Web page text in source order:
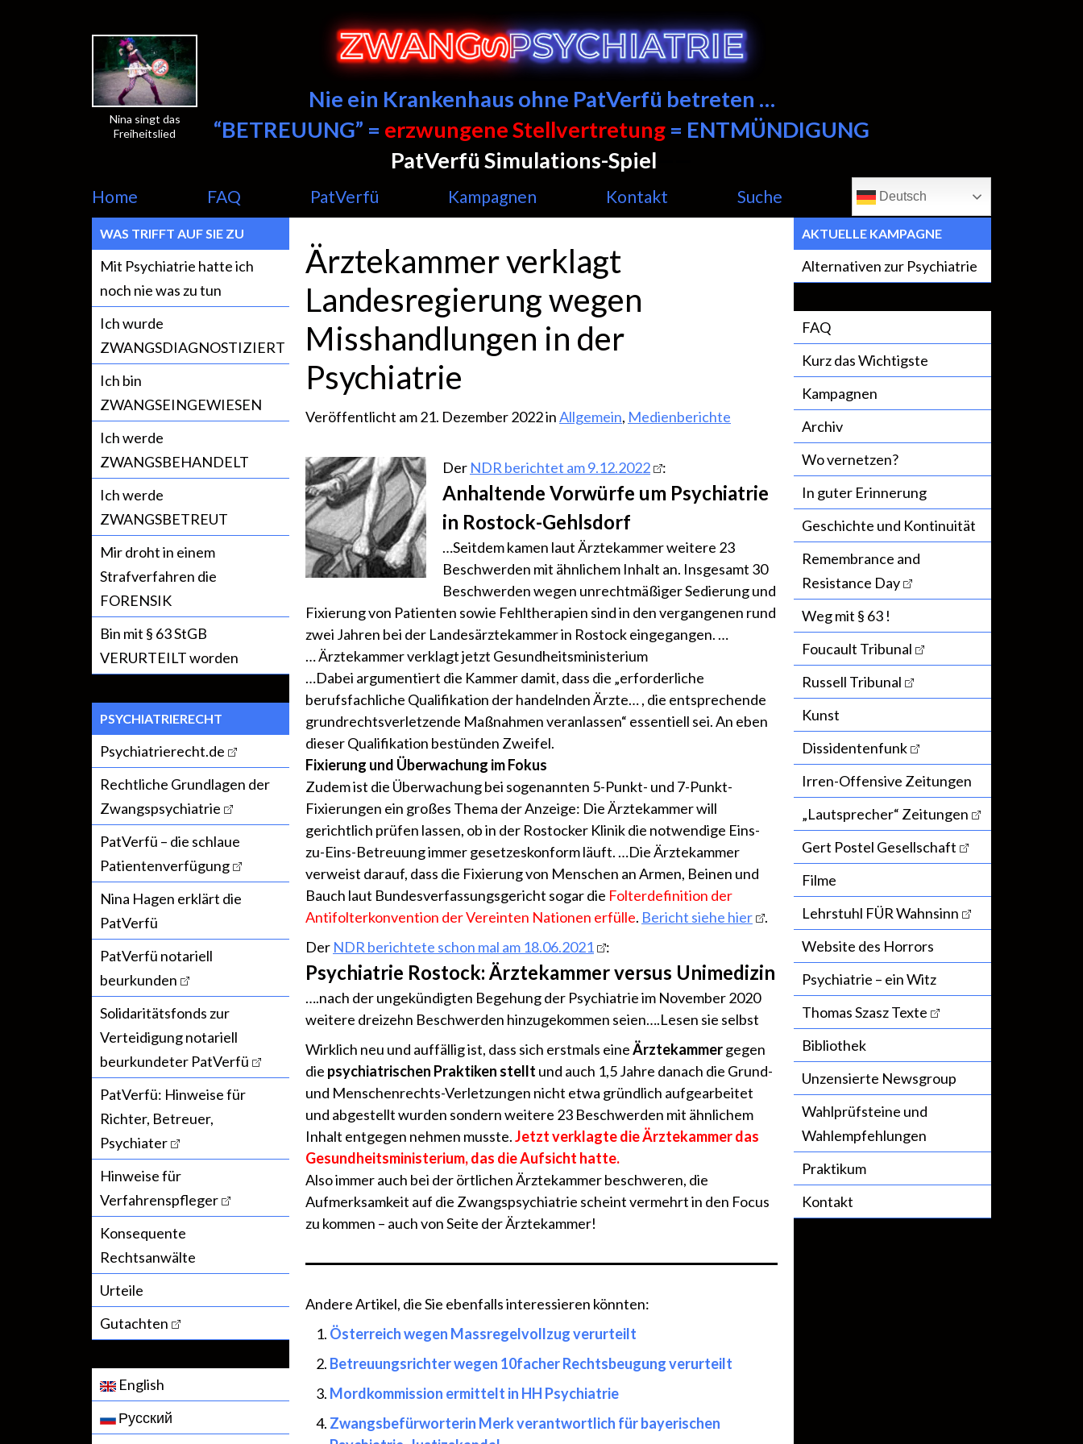
Nina singt das
Freiheitslied
Nie ein Krankenhaus ohne PatVerfü betreten …
“BETREUUNG” = erzwungene Stellvertretung = ENTMÜNDIGUNG
PatVerfü Simulations-Spiel
Home FAQ PatVerfü Kampagnen Kontakt Suche Deutsch
WAS TRIFFT AUF SIE ZU
Mit Psychiatrie hatte ich
noch nie was zu tun
Ich wurde
ZWANGSDIAGNOSTIZIERT
Ich bin
ZWANGSEINGEWIESEN
Ich werde
ZWANGSBEHANDELT
Ich werde
ZWANGSBETREUT
Mir droht in einem
Strafverfahren die
FORENSIK
Bin mit § 63 StGB
VERURTEILT worden
PSYCHIATRIERECHT
Psychiatrierecht.de
Rechtliche Grundlagen der
Zwangspsychiatrie
PatVerfü – die schlaue
Patientenverfügung
Nina Hagen erklärt die
PatVerfü
PatVerfü notariell
beurkunden
Solidaritätsfonds zur
Verteidigung notariell
beurkundeter PatVerfü
PatVerfü: Hinweise für
Richter, Betreuer,
Psychiater
Hinweise für
Verfahrenspfleger
Konsequente
Rechtsanwälte
Urteile
Gutachten
English
Русский
Ärztekammer verklagt
Landesregierung wegen
Misshandlungen in der
Psychiatrie
Veröffentlicht am 21. Dezember 2022 inAllgemein, Medienberichte
Der NDR berichtet am 9.12.2022 :
Anhaltende Vorwürfe um Psychiatrie
in Rostock-Gehlsdorf
…Seitdem kamen laut Ärztekammer weitere 23
Beschwerden mit ähnlichem Inhalt an. Insgesamt 30
Beschwerden wegen unrechtmäßiger Sedierung und
Fixierung von Patienten sowie Fehltherapien sind in den vergangenen rund
zwei Jahren bei der Landesärztekammer in Rostock eingegangen. …
… Ärztekammer verklagt jetzt Gesundheitsministerium
…Dabei argumentiert die Kammer damit, dass die „erforderliche
berufsfachliche Qualifikation der handelnden Ärzte… , die entsprechende
grundrechtsverletzende Maßnahmen veranlassen“ essentiell sei. An eben
dieser Qualifikation bestünden Zweifel.
Fixierung und Überwachung im Fokus
Zudem ist die Überwachung bei sogenannten 5-Punkt- und 7-Punkt-
Fixierungen ein großes Thema der Anzeige: Die Ärztekammer will
gerichtlich prüfen lassen, ob in der Rostocker Klinik die notwendige Eins-
zu-Eins-Betreuung immer gesetzeskonform läuft. …Die Ärztekammer
verweist darauf, dass die Fixierung von Menschen an Armen, Beinen und
Bauch laut Bundesverfassungsgericht sogar die Folterdefinition der
Antifolterkonvention der Vereinten Nationen erfülle. Bericht siehe hier
.
Der NDR berichtete schon mal am 18.06.2021 :
Psychiatrie Rostock: Ärztekammer versus Unimedizin
….nach der ungekündigten Begehung der Psychiatrie im November 2020
weitere dreizehn Beschwerden hinzugekommen seien….Lesen sie selbst
Wirklich neu und auffällig ist, dass sich erstmals eineÄrztekammergegen
die psychiatrischen Praktiken stellt und auch 1,5 Jahre danach die Grund-
und Menschenrechts-Verletzungen nicht etwa gründlich aufgearbeitet
und abgestellt wurden sondern weitere 23 Beschwerden mit ähnlichem
Inhalt entgegen nehmen musste.Jetzt verklagte die Ärztekammer das
Gesundheitsministerium, das die Aufsicht hatte.
Also immer auch bei der örtlichen Ärztekammer beschweren, die
Aufmerksamkeit auf die Zwangspsychiatrie scheint vermehrt in den Focus
zu kommen – auch von Seite der Ärztekammer!
Andere Artikel, die Sie ebenfalls interessieren könnten:
Österreich wegen Massregelvollzug verurteilt
Betreuungsrichter wegen 10facher Rechtsbeugung verurteilt
Mordkommission ermittelt in HH Psychiatrie
Zwangsbefürworterin Merk verantwortlich für bayerischen
AKTUELLE KAMPAGNE
Alternativen zur Psychiatrie
FAQ
Kurz das Wichtigste
Kampagnen
Archiv
Wo vernetzen?
In guter Erinnerung
Geschichte und Kontinuität
Remembrance and
Resistance Day
Weg mit § 63 !
Foucault Tribunal
Russell Tribunal
Kunst
Dissidentenfunk
Irren-Offensive Zeitungen
„Lautsprecher“ Zeitungen
Gert Postel Gesellschaft
Filme
Lehrstuhl FÜR Wahnsinn
Website des Horrors
Psychiatrie – ein Witz
Thomas Szasz Texte
Bibliothek
Unzensierte Newsgroup
Wahlprüfsteine und
Wahlempfehlungen
Praktikum
Kontakt